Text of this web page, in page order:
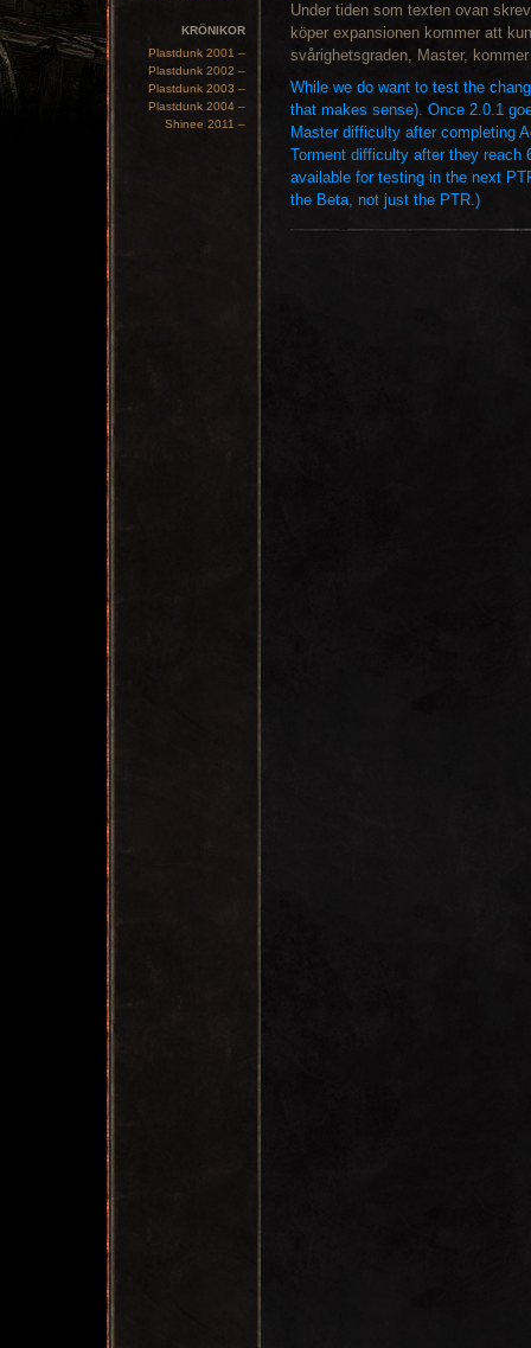
KRÖNIKOR
Plastdunk 2001 –
Plastdunk 2002 –
Plastdunk 2003 –
Plastdunk 2004 –
Shinee 2011 –
Under tiden som texten ovan
köper expansionen kommer att
svårighetsgraden, Master,
While we do want to test the
that makes sense). Once 2.0.1
Master difficulty after completing
Torment difficulty after they
available for testing in the next
the Beta, not just the PTR.)